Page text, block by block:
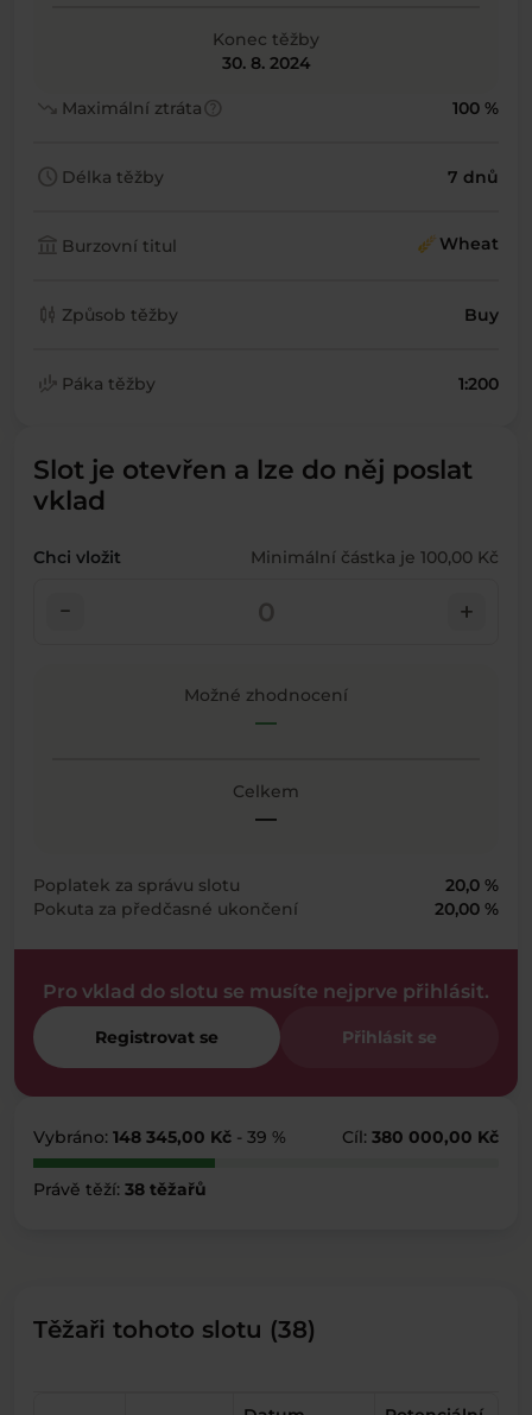
Konec těžby
30. 8. 2024
trending_down Maximální ztrátahelp 100 %
schedule Délka těžby 7 dnů
account_balance Burzovní titul Wheat
candlestick_chart Způsob těžby Buy
finance_mode Páka těžby 1:200
Slot je otevřen a lze do něj poslat
vklad
Chci vložit Minimální částka je 100,00 Kč
check_indeterminate_small add
Možné zhodnocení
—
Celkem
—
Poplatek za správu slotu
20,0 %
Pokuta za předčasné ukončení
20,00 %
Pro vklad do slotu se musíte nejprve přihlásit.
Registrovat se Přihlásit se
Vybráno: 148 345,00 Kč - 39 % Cíl: 380 000,00 Kč
Právě těží: 38 těžařů
Těžaři tohoto slotu (38)